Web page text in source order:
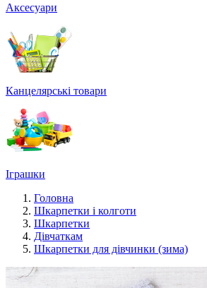
Аксесуари
Канцелярські товари
Іграшки
Головна
Шкарпетки і колготи
Шкарпетки
Дівчаткам
Шкарпетки для дівчинки (зима)